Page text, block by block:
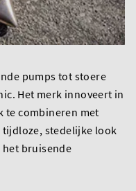
pumps tot stoere
Het merk innoveert in
te combineren met
stedelijke look
bruisende